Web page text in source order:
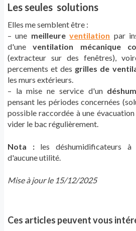
Les seules solutions
Elles me semblent être :
– une meilleureventilation par
d'uneventilation mécanique
(extracteur sur des fenêtres),
percements et des grilles de
les murs extérieurs.
– la mise ne service d'un
pensant les périodes concernées
possible raccordée à une
vider le bac régulièrement.
Nota :les déshumidificateurs à
d'aucune utilité.
Mise à jour le 15/12/2025
Ces articles peuvent vous